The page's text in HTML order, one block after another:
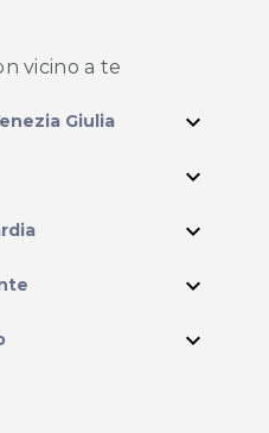
vicino a te
Giulia expand_more
expand_more
expand_more
expand_more
expand_more